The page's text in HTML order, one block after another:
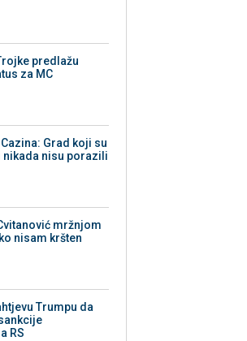
predlažu
za MC
Grad koji su
nikada nisu porazili
mržnjom
nisam kršten
Trumpu da
RS